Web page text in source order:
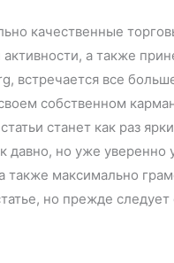
качественные
а также
встречается все
собственном
станет как раз
но уже уверенно
максимально
но прежде